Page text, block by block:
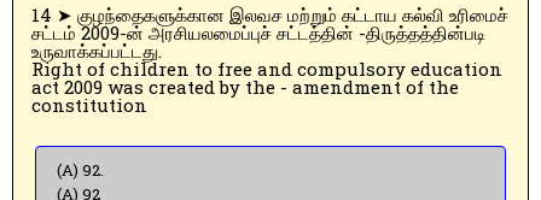
14 ➤ குழந்தைகளுக்கான இலவச மற்றும் கட்டாய கல்வி உரிமைச்
சட்டம் 2009-ன் அரசியலமைப்புச் சட்டத்தின் -திருத்தத்தின்படி
உருவாக்கப்பட்டது.
Right of children to free and compulsory education
act 2009 was created by the - amendment of the
constitution
(A) 92.
(A) 92